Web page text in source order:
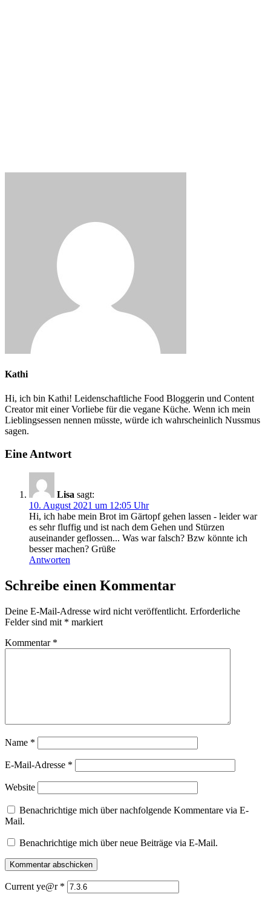
Kathi
Hi, ich bin Kathi! Leidenschaftliche Food Bloggerin und Content
Creator mit einer Vorliebe für die vegane Küche. Wenn ich mein
Lieblingsessen nennen müsste, würde ich wahrscheinlich Nussmus
sagen.
Eine Antwort
Lisa sagt:
10. August 2021 um 12:05 Uhr
Hi, ich habe mein Brot im Gärtopf gehen lassen - leider war
es sehr fluffig und ist nach dem Gehen und Stürzen
auseinander geflossen... Was war falsch? Bzw könnte ich
besser machen? Grüße
Antworten
Schreibe einen Kommentar
Deine E-Mail-Adresse wird nicht veröffentlicht. Erforderliche
Felder sind mit * markiert
Kommentar *
Name *
E-Mail-Adresse *
Website
Benachrichtige mich über nachfolgende Kommentare via E-
Mail.
Benachrichtige mich über neue Beiträge via E-Mail.
Current ye@r *